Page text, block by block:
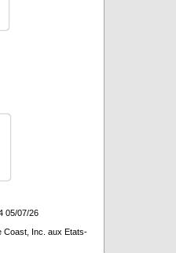
05/07/26
Coast, Inc. aux Etats-